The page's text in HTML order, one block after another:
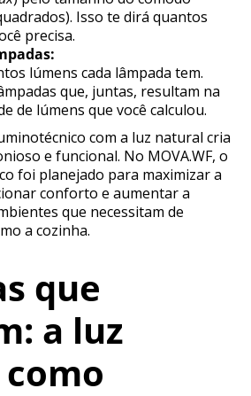
Isso te dirá quantos
precisa.
lúmens cada lâmpada tem.
que, juntas, resultam na
de lúmens que você calculou.
com a luz natural cria
e funcional. No MOVA.WF, o
foi planejado para maximizar a
conforto e aumentar a
que necessitam de
a cozinha.
que
a luz